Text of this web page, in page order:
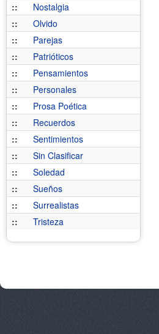
::
Nostalgia
::
Olvido
::
Parejas
::
Patrióticos
::
Pensamientos
::
Personales
::
Prosa Poética
::
Recuerdos
::
Sentimientos
::
Sin Clasificar
::
Soledad
::
Sueños
::
Surrealistas
::
Tristeza